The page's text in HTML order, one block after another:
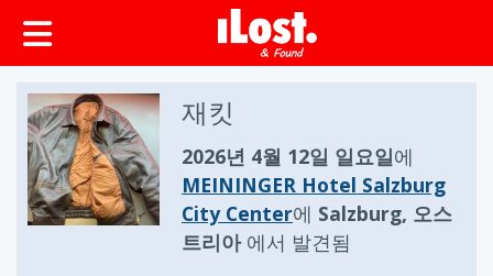
재킷
2026년 4월 12일 일요일에
MEININGER Hotel Salzburg
City Center에 Salzburg, 오스
트리아에서 발견됨